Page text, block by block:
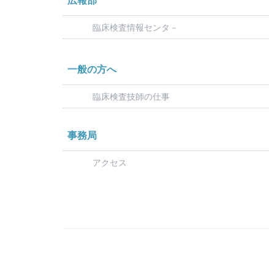
臨床検査情報センタ－
一般の方へ
臨床検査技師の仕事
事務局
アクセス